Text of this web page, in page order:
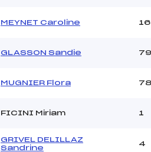
MEYNET Caroline 16
GLASSON Sandie 79
MUGNIER Flora 78
FICINI Miriam 1
GRIVEL DELILLAZ
Sandrine
4